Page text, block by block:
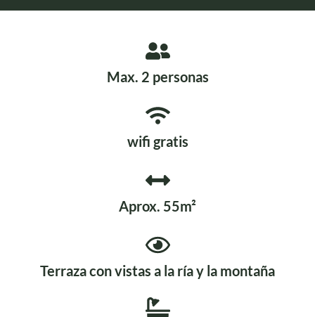
Max. 2 personas
wifi gratis
Aprox. 55m²
Terraza con vistas a la ría y la montaña